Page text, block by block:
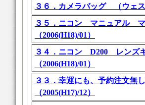
３６．カメラバッグ （ウェ
３５．ニコン マニュアル
（2006(H18)/01）
３４．ニコン D200 レンズ
（2006(H18)/01）
３３．幸運にも、予約注文無
（2005(H17)/12）